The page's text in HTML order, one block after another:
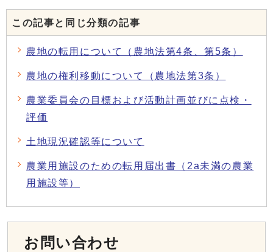
この記事と同じ分類の記事
農地の転用について（農地法第4条、第5条）
農地の権利移動について（農地法第3条）
農業委員会の目標および活動計画並びに点検・
評価
土地現況確認等について
農業用施設のための転用届出書（2a未満の農業
用施設等）
お問い合わせ